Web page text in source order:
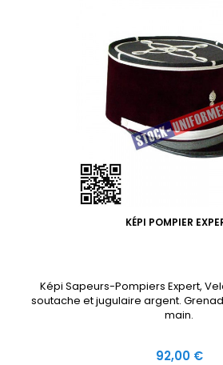
KÉPI POMPIER
Képi Sapeurs-Pompiers Expert,
soutache et jugulaire argent.
main.
Prix
92,00 €